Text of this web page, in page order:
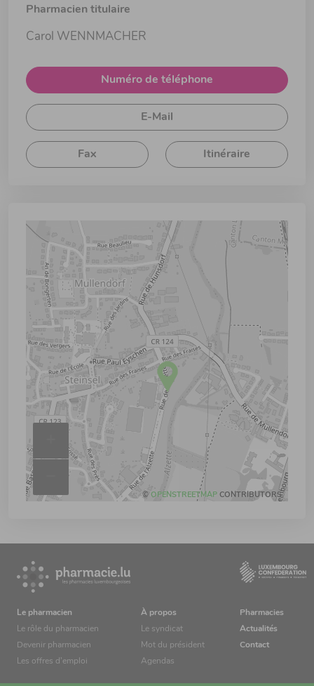
Pharmacien titulaire
Carol WENNMACHER
Numéro de téléphone
E-Mail
Fax Itinéraire
© OPENSTREETMAP CONTRIBUTORS.
Le pharmacien
Le rôle du pharmacien
Devenir pharmacien
Les offres d’emploi
À propos
Le syndicat
Mot du président
Agendas
Pharmacies
Actualités
Contact